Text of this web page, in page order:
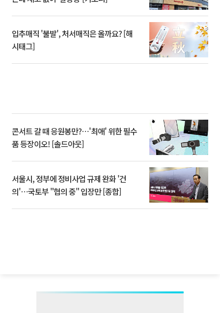
입추매직 '불발', 처서매직은 올까요? [해
시태그]
콘서트 갈 때 응원봉만?⋯'최애' 위한 필수
품 등장이오! [솔드아웃]
서울시, 정부에 정비사업 규제 완화 '건
의'⋯국토부 "협의 중" 입장만 [종합]